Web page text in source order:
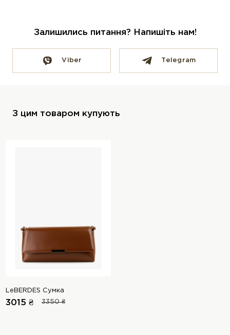
Залишились питання? Напишіть нам!
Viber Telegram
З цим товаром купують
LeBERDES Сумка
3015 ₴ 3350 ₴